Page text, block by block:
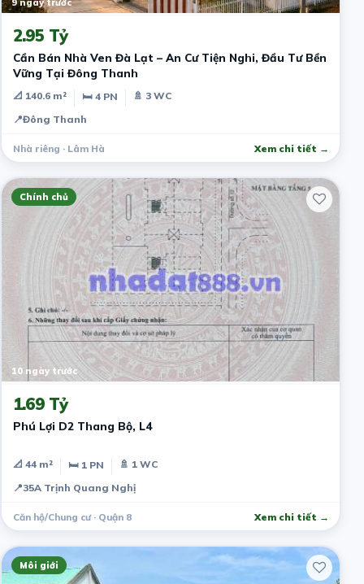
2.95 Tỷ
Cần Bán Nhà Ven Đà Lạt – An Cư Tiện Nghi, Đầu Tư Bền
Vững Tại Đông Thanh
📐 140.6 m² 🛏 4 PN
🚿 3 WC
📍Đông Thanh
Nhà riêng · Lâm Hà Xem chi tiết →
Chính chủ
10 ngày trước
1.69 Tỷ
Phú Lợi D2 Thang Bộ, L4
📐 44 m² 🛏 1 PN
🚿 1 WC
📍35A Trịnh Quang Nghị
Căn hộ/Chung cư · Quận 8 Xem chi tiết →
Môi giới